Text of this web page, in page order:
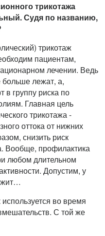
трикотажа
Судя по названию,
трикотаж
пациентам,
лечении. Ведь
больше лежат, а,
в группу риска по
Главная цель
трикотажа -
оттока от нижних
снизить риск
Вообще, профилактика
любом длительном
Допустим, у
во время
С той же